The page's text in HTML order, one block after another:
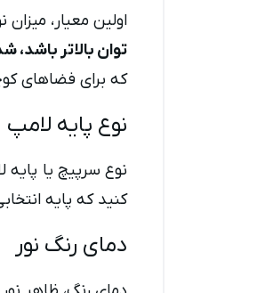
اولین معیار، میزان نوردهی
توان بالاتر
که برای فضاهای
نوع پایه لامپ
نوع سرپیچ یا پایه
کنید که پایه
دمای رنگ نور